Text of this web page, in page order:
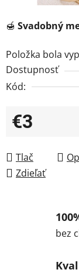
🍯 Svadobný
Položka bola
Dostupnosť
Kód:
€3
Tlač
Zdieľať
bez